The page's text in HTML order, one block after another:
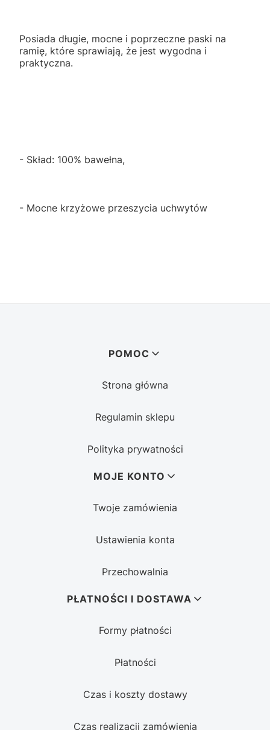
Posiada długie, mocne i poprzeczne paski na
ramię, które sprawiają, że jest wygodna i
praktyczna.
- Skład: 100% bawełna,
- Mocne krzyżowe przeszycia uchwytów
POMOC
Strona główna
Regulamin sklepu
Polityka prywatności
MOJE KONTO
Twoje zamówienia
Ustawienia konta
Przechowalnia
PŁATNOŚCI I DOSTAWA
Formy płatności
Płatności
Czas i koszty dostawy
Czas realizacji zamówienia